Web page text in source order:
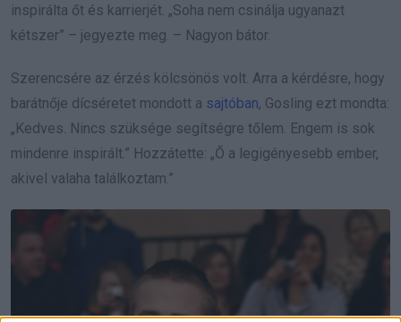
inspirálta őt és karrierjét. „Soha nem csinálja ugyanazt
kétszer” – jegyezte meg. – Nagyon bátor.
Szerencsére az érzés kölcsönös volt. Arra a kérdésre, hogy
barátnője dícséretet mondott a sajtóban, Gosling ezt mondta:
„Kedves. Nincs szüksége segítségre tőlem. Engem is sok
mindenre inspirált.” Hozzátette: „Ő a legigényesebb ember,
akivel valaha találkoztam.”